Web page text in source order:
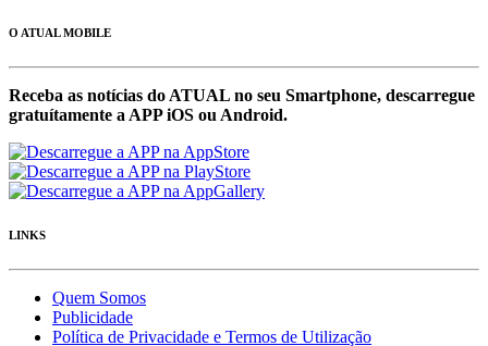
O ATUAL MOBILE
Receba as notícias do ATUAL no seu Smartphone, descarregue
gratuítamente a APP iOS ou Android.
LINKS
Quem Somos
Publicidade
Política de Privacidade e Termos de Utilização